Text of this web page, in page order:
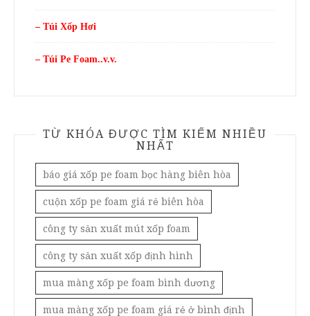
– Túi Xốp Hơi
– Túi Pe Foam..v.v.
TỪ KHÓA ĐƯỢC TÌM KIẾM NHIỀU
NHẤT
báo giá xốp pe foam bọc hàng biên hòa
cuộn xốp pe foam giá rẻ biên hòa
công ty sản xuất mút xốp foam
công ty sản xuất xốp định hình
mua màng xốp pe foam bình dương
mua màng xốp pe foam giá rẻ ở bình định